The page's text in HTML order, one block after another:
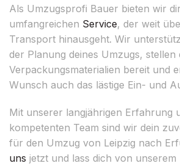
Als Umzugsprofi Bauer bieten wir
umfangreichen Service, der weit
Transport hinausgeht. Wir
der Planung deines Umzugs,
Verpackungsmaterialien bereit und
Wunsch auch das lästige Ein- und
Mit unserer langjährigen Erfahrung
kompetenten Team sind wir dein
für den Umzug von Leipzig nach
uns jetzt und lass dich von